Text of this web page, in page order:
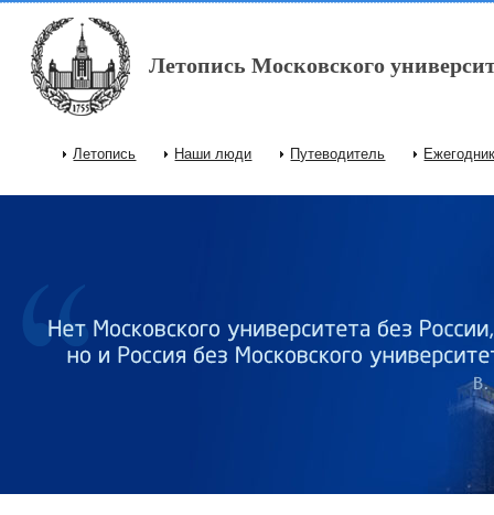
Перейти к основному содержанию
Летопись Московского
Главное меню
Летопись Наши люди Путеводитель